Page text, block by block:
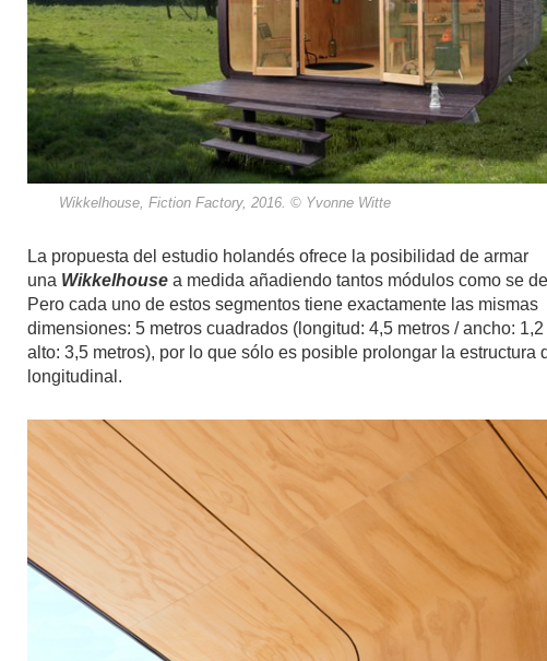
Wikkelhouse, Fiction Factory, 2016. © Yvonne Witte
La propuesta del estudio holandés ofrece la posibilidad de armar
una Wikkelhouse a medida añadiendo tantos módulos como se
Pero cada uno de estos segmentos tiene exactamente las mismas
dimensiones: 5 metros cuadrados (longitud: 4,5 metros / ancho: 1,2
alto: 3,5 metros), por lo que sólo es posible prolongar la estructura
longitudinal.